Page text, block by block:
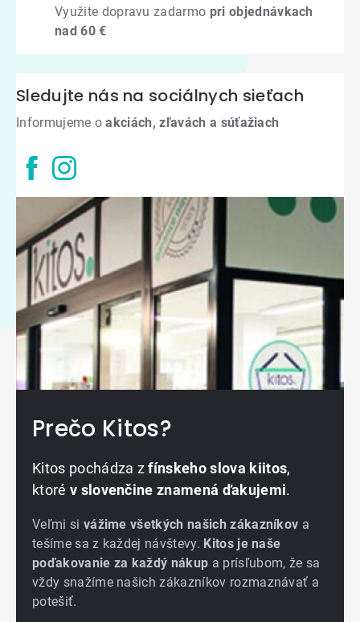
Využite dopravu zadarmo pri objednávkach
nad 60 €
Sledujte nás na sociálnych sieťach
Informujeme oakciách, zľavách a súťažiach
Prečo Kitos?
Kitos pochádza zfínskeho slova kiitos,
ktoré v slovenčine znamená ďakujemi.
Veľmi si vážime všetkých našich zákazníkov a
tešíme sa z každej návštevy. Kitos je naše
poďakovanie za každý nákup a prísľubom, že sa
vždy snažíme našich zákazníkov rozmaznávať a
potešiť.